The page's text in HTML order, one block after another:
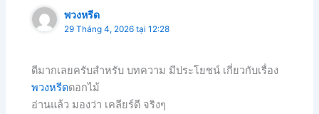
พวงหรีด
29 Tháng 4, 2026 tại 12:28
ดีมากเลยครับสำหรับ บทความ มีประโยชน์ เกี่ยวกับเรื่อง
พวงหรีดดอกไม้
อ่านแล้ว มองว่า เคลียร์ดี จริงๆ